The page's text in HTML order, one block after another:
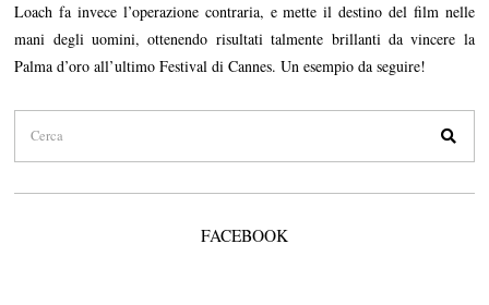
Loach fa invece l’operazione contraria, e mette il destino del film nelle
mani degli uomini, ottenendo risultati talmente brillanti da vincere la
Palma d’oro all’ultimo Festival di Cannes. Un esempio da seguire!
FACEBOOK